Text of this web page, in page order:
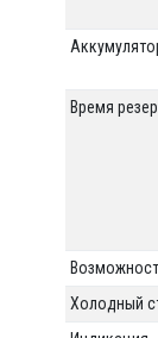
Время
Холодный